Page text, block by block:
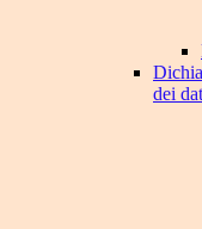
dei